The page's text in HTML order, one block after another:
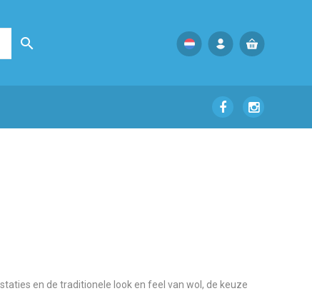

en de traditionele look en feel van wol, de keuze